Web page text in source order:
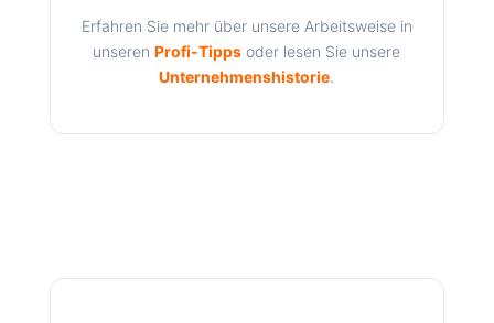
Erfahren Sie mehr über unsere Arbeitsweise in
unserenProfi-Tipps oder lesen Sie unsere
Unternehmenshistorie.